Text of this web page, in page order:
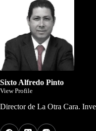
Sixto Alfredo Pinto
View Profile
Director de La Otra Cara.